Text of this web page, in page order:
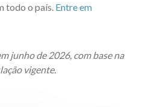
todo o país. Entre em
junho de 2026, com base na
vigente.